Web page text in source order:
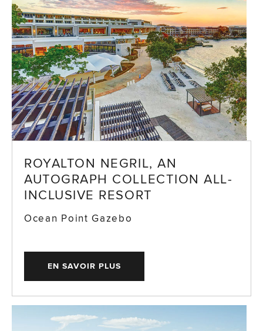
ROYALTON NEGRIL, AN
AUTOGRAPH COLLECTION ALL-
INCLUSIVE RESORT
Ocean Point Gazebo
EN SAVOIR PLUS